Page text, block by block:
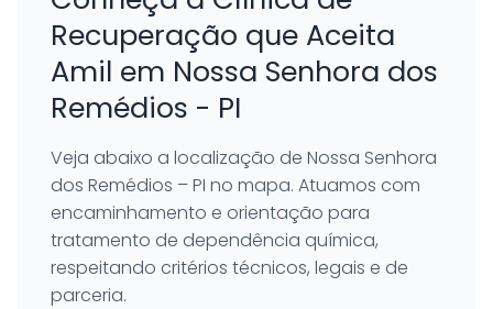
Recuperação que Aceita
Amil em Nossa Senhora dos
Remédios - PI
Veja abaixo a localização de Nossa Senhora
dos Remédios – PI no mapa. Atuamos com
encaminhamento e orientação para
tratamento de dependência química,
respeitando critérios técnicos, legais e de
parceria.